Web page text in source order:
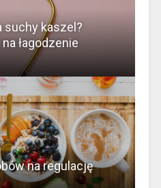
suchy kaszel?
łagodzenie
na regulację